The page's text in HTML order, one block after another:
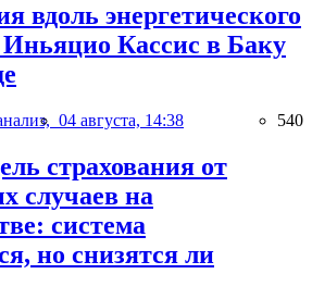
вдоль энергетического
Кассис в Баку
04 августа, 14:38 540
страхования от
случаев на
система
но снизятся ли